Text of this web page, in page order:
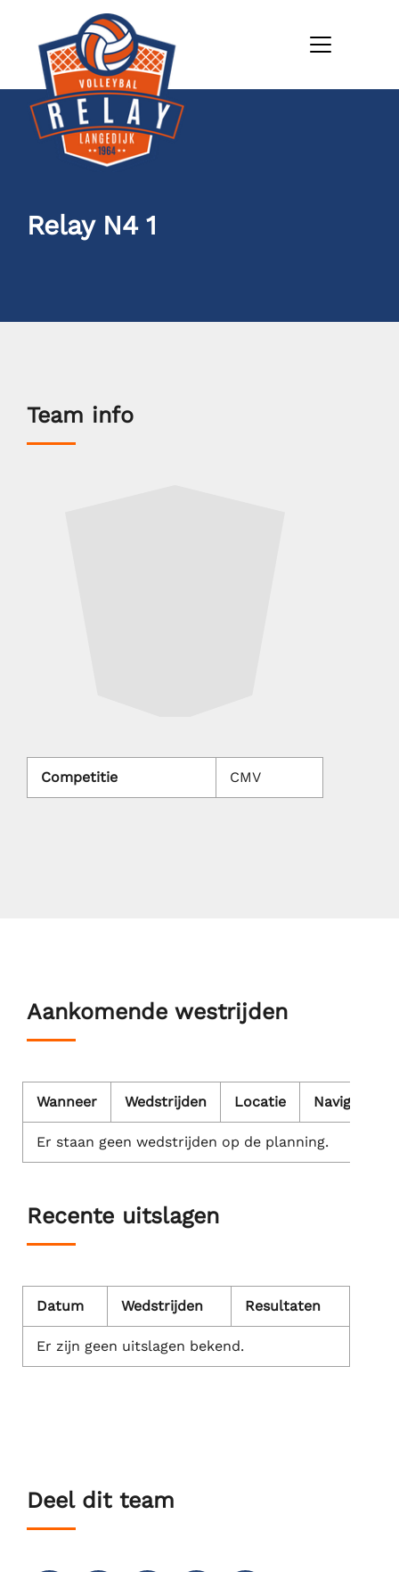
Relay N4 1
Team info
Competitie CMV
Aankomende westrijden
Wanneer Wedstrijden Locatie Navigatie
Er staan geen wedstrijden op de planning.
Recente uitslagen
Datum Wedstrijden Resultaten
Er zijn geen uitslagen bekend.
Deel dit team